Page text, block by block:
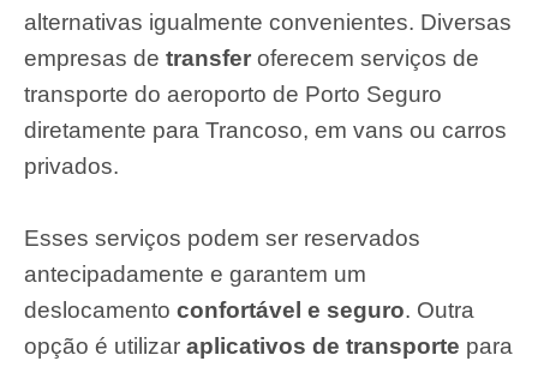
alternativas igualmente convenientes. Diversas
empresas de transfer oferecem serviços de
transporte do aeroporto de Porto Seguro
diretamente para Trancoso, em vans ou carros
privados.
Esses serviços podem ser reservados
antecipadamente e garantem um
deslocamento confortável e seguro. Outra
opção é utilizar aplicativos de transporte para